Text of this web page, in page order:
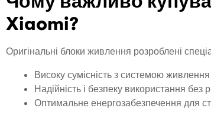
Xiaomi?
Оригінальні блоки живлення розроблені
Високу сумісність з системою
Надійність і безпеку використання без
Оптимальне енергозабезпечення для